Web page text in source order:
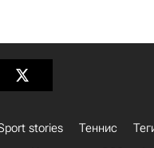
stories Теннис